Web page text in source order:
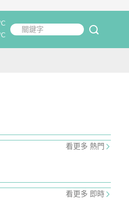
關鍵字
看更多 熱門
看更多 即時